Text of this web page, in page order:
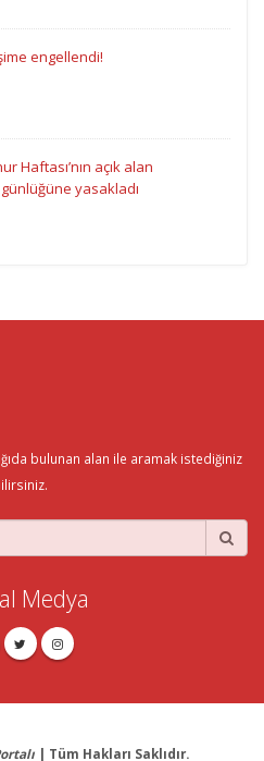
engellendi!
Haftası’nın açık alan
yasakladı
bulunan alan ile aramak istediğiniz
Medya
| Tüm Hakları Saklıdır.